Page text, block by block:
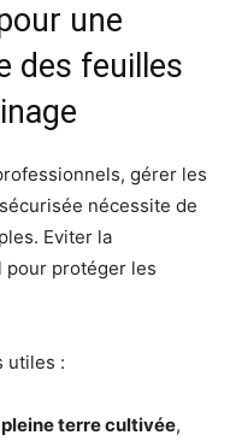
une
des feuilles
gérer les
nécessite de
Eviter la
pour protéger les
utiles :
terre cultivée,